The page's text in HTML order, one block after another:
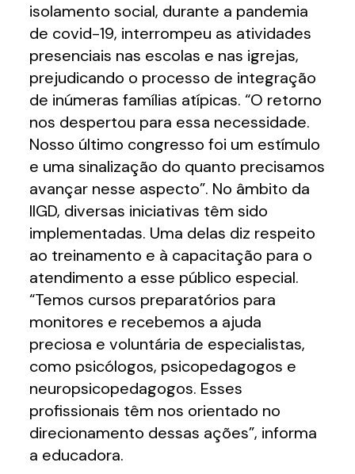
isolamento social, durante a pandemia
de covid-19, interrompeu as atividades
presenciais nas escolas e nas igrejas,
prejudicando o processo de integração
de inúmeras famílias atípicas. “O retorno
nos despertou para essa necessidade.
Nosso último congresso foi um estímulo
e uma sinalização do quanto precisamos
avançar nesse aspecto”. No âmbito da
IIGD, diversas iniciativas têm sido
implementadas. Uma delas diz respeito
ao treinamento e à capacitação para o
atendimento a esse público especial.
“Temos cursos preparatórios para
monitores e recebemos a ajuda
preciosa e voluntária de especialistas,
como psicólogos, psicopedagogos e
neuropsicopedagogos. Esses
profissionais têm nos orientado no
direcionamento dessas ações”, informa
a educadora.